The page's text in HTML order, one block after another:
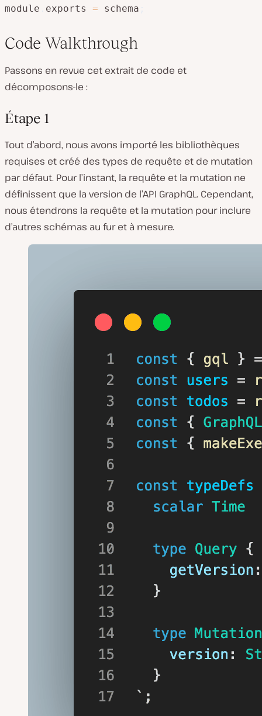
module
exports = schema
Code Walkthrough
Passons en revue cet extrait de code et
décomposons-le :
Étape 1
Tout d’abord, nous avons importé les bibliothèques
requises et créé des types de requête et de mutation
par défaut. Pour l’instant, la requête et la mutation ne
définissent que la version de l’API GraphQL. Cependant,
nous étendrons la requête et la mutation pour inclure
d’autres schémas au fur et à mesure.